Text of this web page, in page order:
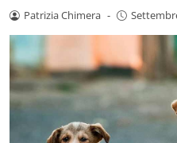
Patrizia Chimera -